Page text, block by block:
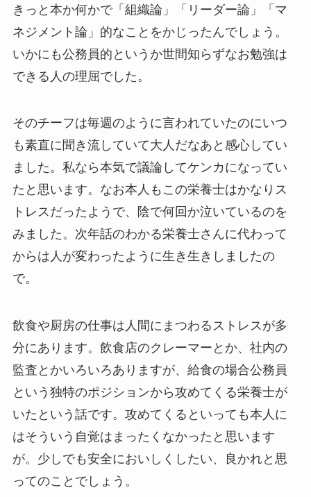
きっと本か何かで「組織論」「リーダー論」「マ
ネジメント論」的なことをかじったんでしょう。
いかにも公務員的というか世間知らずなお勉強は
できる人の理屈でした。
そのチーフは毎週のように言われていたのにいつ
も素直に聞き流していて大人だなあと感心してい
ました。私なら本気で議論してケンカになってい
たと思います。なお本人もこの栄養士はかなりス
トレスだったようで、陰で何回か泣いているのを
みました。次年話のわかる栄養士さんに代わって
からは人が変わったように生き生きしましたの
で。
飲食や厨房の仕事は人間にまつわるストレスが多
分にあります。飲食店のクレーマーとか、社内の
監査とかいろいろありますが、給食の場合公務員
という独特のポジションから攻めてくる栄養士が
いたという話です。攻めてくるといっても本人に
はそういう自覚はまったくなかったと思います
が。少しでも安全においしくしたい、良かれと思
ってのことでしょう。